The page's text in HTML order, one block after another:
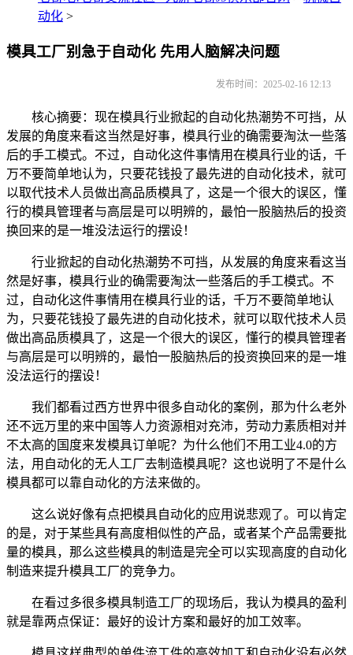
动化 >
模具工厂别急于自动化 先用人脑解决问题
发布时间：2025-02-16 12:13
核心摘要：现在模具行业掀起的自动化热潮势不可挡，从
发展的角度来看这当然是好事，模具行业的确需要淘汰一些落
后的手工模式。不过，自动化这件事情用在模具行业的话，千
万不要简单地认为，只要花钱投了最先进的自动化技术，就可
以取代技术人员做出高品质模具了，这是一个很大的误区，懂
行的模具管理者与高层是可以明辨的，最怕一股脑热后的投资
换回来的是一堆没法运行的摆设！
行业掀起的自动化热潮势不可挡，从发展的角度来看这当
然是好事，模具行业的确需要淘汰一些落后的手工模式。不
过，自动化这件事情用在模具行业的话，千万不要简单地认
为，只要花钱投了最先进的自动化技术，就可以取代技术人员
做出高品质模具了，这是一个很大的误区，懂行的模具管理者
与高层是可以明辨的，最怕一股脑热后的投资换回来的是一堆
没法运行的摆设！
我们都看过西方世界中很多自动化的案例，那为什么老外
还不远万里的来中国等人力资源相对充沛，劳动力素质相对并
不太高的国度来发模具订单呢？为什么他们不用工业4.0的方
法，用自动化的无人工厂去制造模具呢？这也说明了不是什么
模具都可以靠自动化的方法来做的。
这么说好像有点把模具自动化的应用说悲观了。可以肯定
的是，对于某些具有高度相似性的产品，或者某个产品需要批
量的模具，那么这些模具的制造是完全可以实现高度的自动化
制造来提升模具工厂的竞争力。
在看过多很多模具制造工厂的现场后，我认为模具的盈利
就是靠两点保证：最好的设计方案和最好的加工效率。